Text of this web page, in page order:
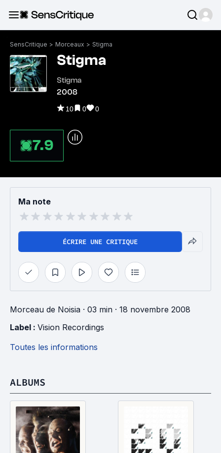
SensCritique > Morceaux > Stigma
Stigma
Stigma
2008
10 0 0
7.9
Ma note
ÉCRIRE UNE CRITIQUE
Morceau de Noisia · 03 min · 18 novembre 2008
Label : Vision Recordings
Toutes les informations
ALBUMS